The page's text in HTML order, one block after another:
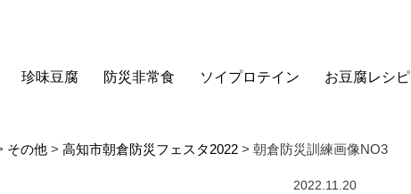
珍味豆腐 防災非常食 ソイプロテイン お豆腐レシピ
その他 > 高知市朝倉防災フェスタ2022 > 朝倉防災訓練画像NO3
2022.11.20